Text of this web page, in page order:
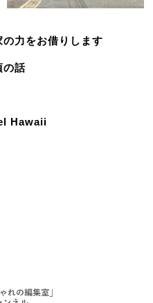
の力をお借りします
の話
Hawaii